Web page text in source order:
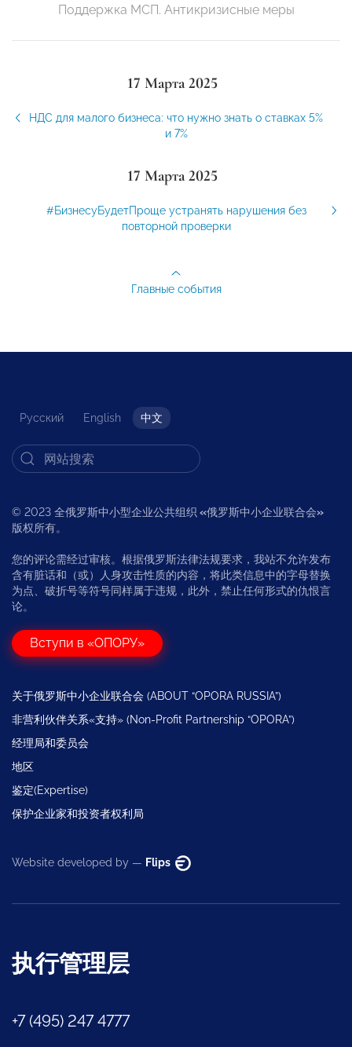
Поддержка МСП. Антикризисные меры
17 Марта 2025
НДС для малого бизнеса: что нужно знать о ставках 5%
и 7%
17 Марта 2025
#БизнесуБудетПроще устранять нарушения без
повторной проверки
Главные события
Русский English 中文
© 2023 全俄罗斯中小型企业公共组织 «俄罗斯中小企业联合会»
版权所有。
您的评论需经过审核。根据俄罗斯法律法规要求，我站不允许发布
含有脏话和（或）人身攻击性质的内容，将此类信息中的字母替换
为点、破折号等符号同样属于违规，此外，禁止任何形式的仇恨言
论。
Вступи в «ОПОРУ»
关于俄罗斯中小企业联合会 (ABOUT “OPORA RUSSIA”)
非营利伙伴关系«支持» (Non-Profit Partnership “OPORA”)
经理局和委员会
地区
鉴定(Expertise)
保护企业家和投资者权利局
Website developed by — Flips
执行管理层
+7 (495) 247 4777